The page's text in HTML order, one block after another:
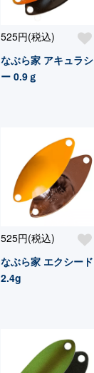
525円(税込)
なぶら家 アキュラシ
ー 0.9ｇ
525円(税込)
なぶら家 エクシード
2.4g